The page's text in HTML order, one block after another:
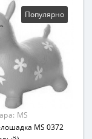
Популярно
MS
MS 0372